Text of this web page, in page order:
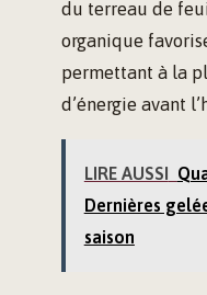
du terreau de
organique
permettant à la
d’énergie avant
LIRE AUSSI
Dernières
saison